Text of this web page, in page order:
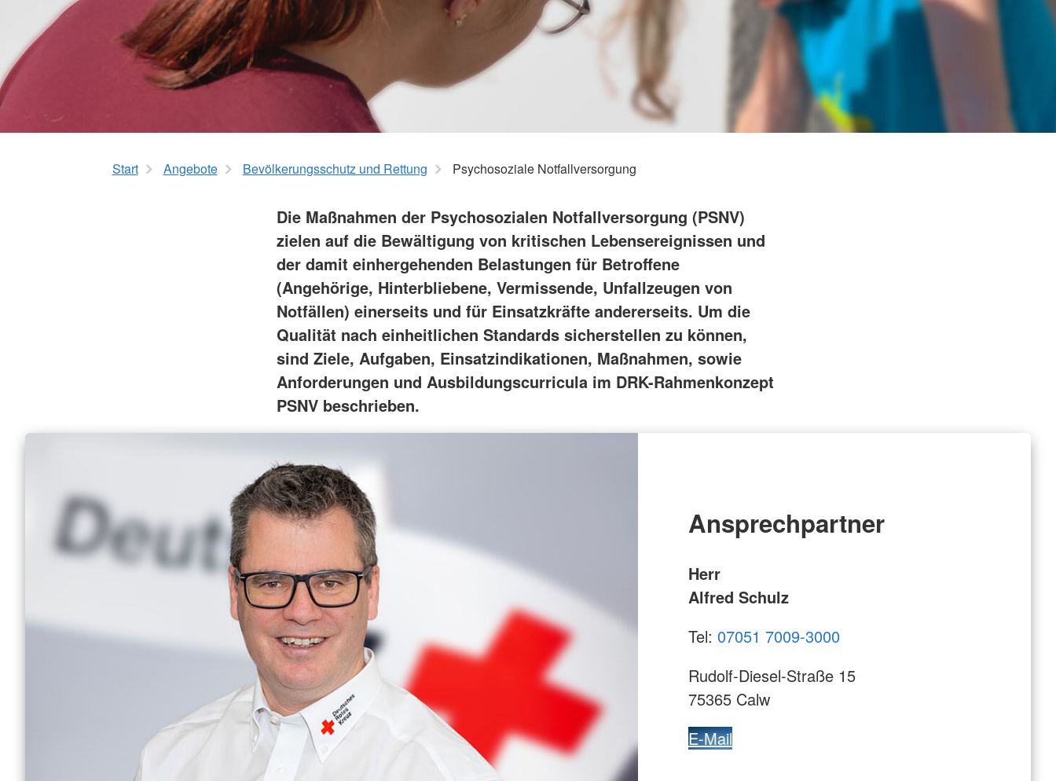
Tagespflege
AED-Standorte
Kinder, Jugend und Familie
Babysitterausbildung
Jugendrotkreuz
Virtueller Rettungswagen
Suchdienst
Suchdienst
Psychosoziale
Notfallversorgung
Rettungsdienst
Rettungshundearbeit
Sanitätsdienst
Schnelleinsatzgruppen
Rotkreuzkurs EH Forst
Start Angebote Bevölkerungsschutz und Rettung Psychosoziale Notfallversorgung
Die Maßnahmen der Psychosozialen Notfallversorgung (PSNV)
zielen auf die Bewältigung von kritischen Lebensereignissen und
der damit einhergehenden Belastungen für Betroffene
(Angehörige, Hinterbliebene, Vermissende, Unfallzeugen von
Notfällen) einerseits und für Einsatzkräfte andererseits. Um die
Qualität nach einheitlichen Standards sicherstellen zu können,
sind Ziele, Aufgaben, Einsatzindikationen, Maßnahmen, sowie
Anforderungen und Ausbildungscurricula im DRK-Rahmenkonzept
PSNV beschrieben.
Ansprechpartner
Herr
Alfred Schulz
Tel: 07051 7009-3000
Rudolf-Diesel-Straße 15
75365 Calw
E-Mail